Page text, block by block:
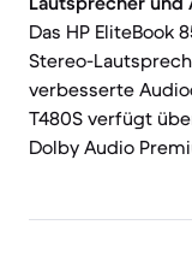
Das HP EliteBook
Stereo-
verbesserte
T480S verfügt
Dolby Audio